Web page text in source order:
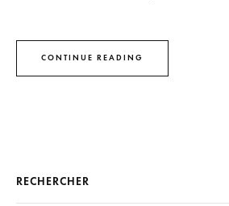
CONTINUE READING
RECHERCHER